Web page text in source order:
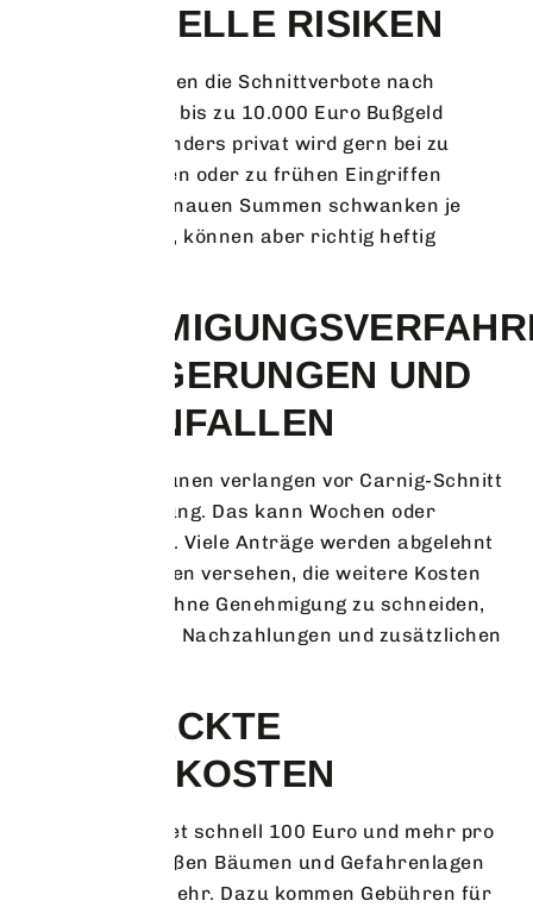
INANZIELLE RISIKEN
Ein Verstoß gegen die Schnittverbote nach
BNatSchG kann bis zu 10.000 Euro Bußgeld
bedeuten. Besonders privat wird gern bei zu
tiefem Schneiden oder zu frühen Eingriffen
gestraft. Die genauen Summen schwanken je
nach Kommune, können aber richtig heftig
VERZÖGERUNGEN UND
KOSTENFALLEN
Manche Kommunen verlangen vor Carnig-Schnitt
eine Genehmigung. Das kann Wochen oder
Monate dauern. Viele Anträge werden abgelehnt
oder mit Auflagen versehen, die weitere Kosten
verursachen. Ohne Genehmigung zu schneiden,
heißt im Zweifel Nachzahlungen und zusätzlichen
VERSTECKTE
ZUSATZKOSTEN
Profi-Hilfe kostet schnell 100 Euro und mehr pro
Einsatz, bei großen Bäumen und Gefahrenlagen
noch deutlich mehr. Dazu kommen Gebühren für